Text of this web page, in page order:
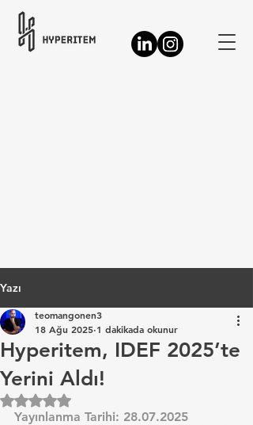
Yazı
Hyperitem, IDEF 2025’te
Yerini Aldı!
teomangonen3
18 Ağu 2025 1 dakikada okunur
5 üzerinden NaN yıldız
Yayınlanma Tarihi: 28.07.2025